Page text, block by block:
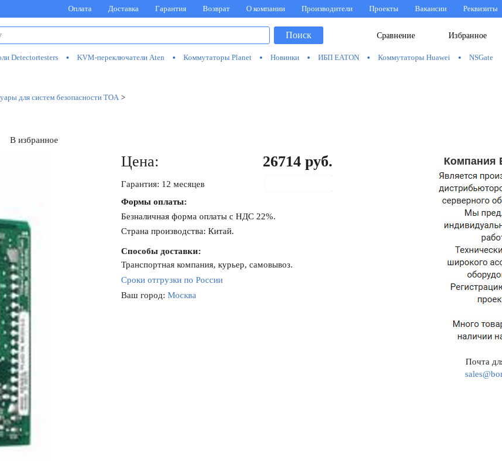
Оплата Доставка Гарантия Возврат О компании Производители Проекты Вакансии Реквизиты
Избранное
Сравнение
Поиск
Detectortesters KVM-переключатели Aten Коммутаторы Planet Новинки ИБП EATON Коммутаторы Huawei NSGate
для систем безопасности TOA >
В избранное
Цена: 26714 руб.
Гарантия: 12 месяцев
Формы оплаты:
Безналичная форма оплаты с НДС 22%.
Страна производства: Китай.
Способы доставки:
Транспортная компания, курьер, самовывоз.
Сроки отгрузки по России
Ваш город: Москва
Компания
Почта